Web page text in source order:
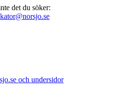
det du söker:
och undersidor